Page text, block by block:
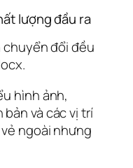
lượng đầu ra
đổi đều
hình ảnh,
bản và các vị trí
ngoài nhưng